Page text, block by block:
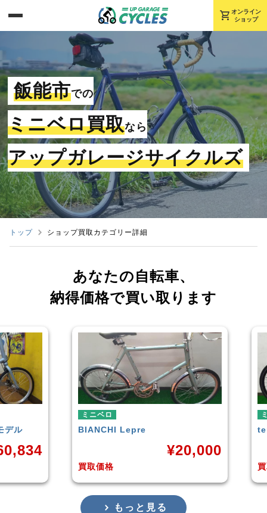
shopping_cart オンライン
ショップ
飯能市での
ミニベロ買取なら
アップガレージサイクルズ
トップ ショップ買取カテゴリー詳細
あなたの自転車、
納得価格で買い取ります
ミニベロ
ternSURGE 2021年モデル
買取価格
¥33,249
もっと見る